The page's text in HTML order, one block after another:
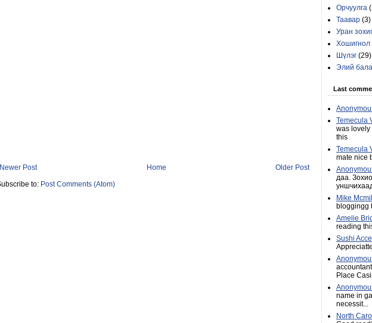
Newer Post Older Post
Home
to: Post Comments (Atom)
Орчуулга
Таавар (3)
Уран
Хошигнол
Шүлэг (29)
Элий
Last
Temecula
was lovely
this
Temecula
mate nice
даа.
Mike
bloggingg
Amelie
reading
Sushi
Place
name in
necessit...
North